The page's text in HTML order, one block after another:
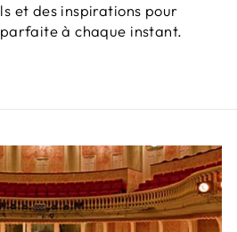
et des inspirations pour
à chaque instant.